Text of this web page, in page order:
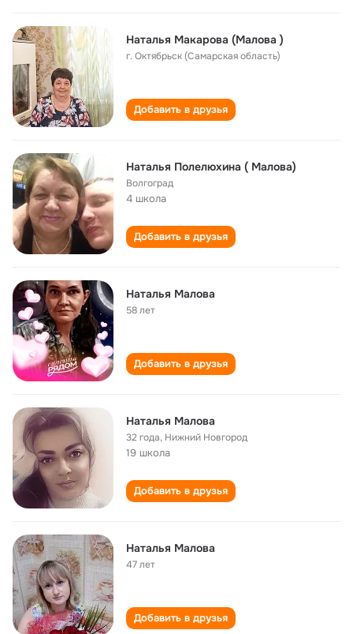
Наталья Макарова (Малова )
г. Октябрьск (Самарская область)
Добавить в друзья
Наталья Полелюхина ( Малова)
Волгоград
4 школа
Добавить в друзья
Наталья Малова
58 лет
Добавить в друзья
Наталья Малова
32 года, Нижний Новгород
19 школа
Добавить в друзья
Наталья Малова
47 лет
Добавить в друзья